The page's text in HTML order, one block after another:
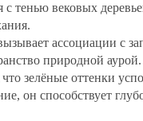
с тенью вековых
ассоциации с
природной аурой.
что зелёные оттенки
он способствует